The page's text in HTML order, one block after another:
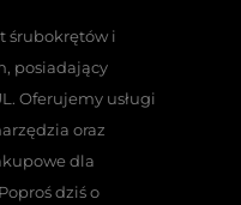
śrubokrętów i
posiadający
Oferujemy usługi
oraz
dla
dziś o